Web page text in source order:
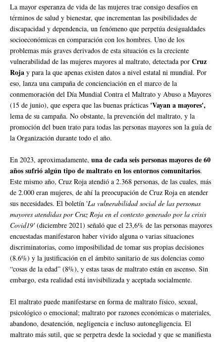
La mayor esperanza de vida de las mujeres trae consigo desafíos en
términos de salud y bienestar, que incrementan las posibilidades de
discapacidad y dependencia, un fenómeno que perpetúa desigualdades
socioeconómicas en comparación con los hombres. Uno de los
problemas más graves derivados de esta situación es la creciente
vulnerabilidad de las mujeres mayores al maltrato, detectada por Cruz
Roja y para la que apenas existen datos a nivel estatal ni mundial. Por
eso, lanza una campaña de concienciación en el marco de la
conmemoración del Día Mundial Contra el Maltrato y Abuso a Mayores
(15 de junio), que espera que las buenas prácticas 'Vayan a mayores',
lema de su campaña. No obstante, la prevención del maltrato, y la
promoción del buen trato para todas las personas mayores son la guía de
la Organización durante todo el año.
En 2023, aproximadamente, una de cada seis personas mayores de 60
años sufrió algún tipo de maltrato en los entornos comunitarios.
Este mismo año, Cruz Roja atendió a 2.368 personas, de las cuales, más
de 2.000 eran mujeres, de ahí la preocupación de Cruz Roja en atender
sus necesidades. El boletín 'La vulnerabilidad social de las personas
mayores atendidas por Cruz Roja en el contexto generado por la crisis
Covid19'(diciembre 2021) señaló que el 23,6% de las personas mayores
encuestadas manifestaron haber vivido alguna o varias situaciones
discriminatorias, como imposibilidad de tomar sus propias decisiones
(8.6%) y la justificación en el ámbito sanitario de sus dolencias como
“cosas de la edad” (8%), y estas tasas de maltrato están en ascenso. Sin
embargo, esta realidad está invisibilizada y aceptada socialmente.
El maltrato puede manifestarse en forma de maltrato físico, sexual,
psicológico o emocional; maltrato por razones económicas o materiales,
abandono, desatención, negligencia e incluso autonegligencia. El
maltrato más sutil, que se perpetra desde la sociedad y que se manifiesta